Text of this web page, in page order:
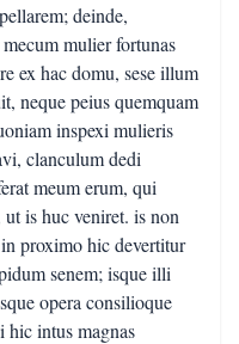
deinde,
mulier fortunas
ex hac domu, sese illum
neque peius quemquam
inspexi mulieris
clanculum dedi
meum erum, qui
is huc veniret. is non
proximo hic devertitur
senem; isque illi
opera consilioque
hic intus magnas